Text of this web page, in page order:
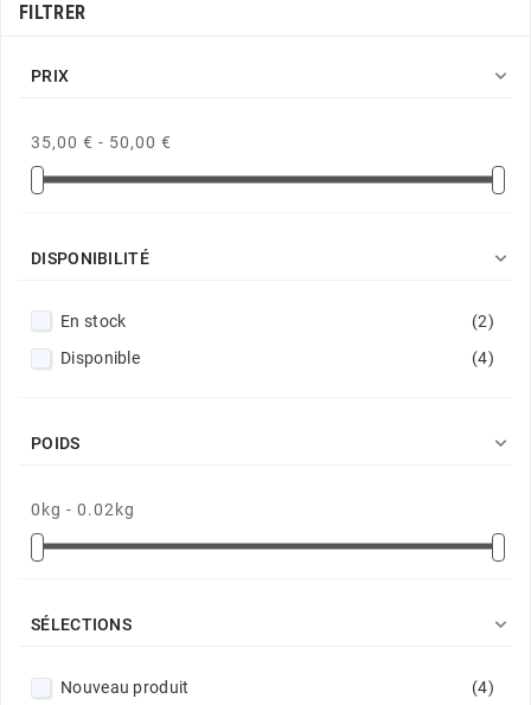
FILTRER
PRIX 
35,00 € - 50,00 €
DISPONIBILITÉ 
En stock
(2)
Disponible
(4)
POIDS 
0kg - 0.02kg
SÉLECTIONS 
Nouveau produit (4)